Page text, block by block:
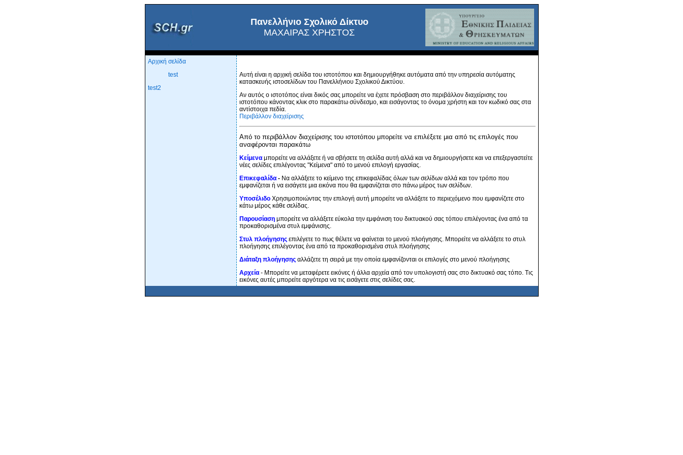
Πανελλήνιο Σχολικό Δίκτυο
ΜΑΧΑΙΡΑΣ ΧΡΗΣΤΟΣ
Αρχική σελίδα
test
test2
Αυτή είναι η αρχική σελίδα του ιστοτόπου και δημιουργήθηκε αυτόματα από την υπηρεσία αυτόματης
κατασκευής ιστοσελίδων του Πανελλήνιου Σχολικού Δικτύου.
Αν αυτός ο ιστοτόπος είναι δικός σας μπορείτε να έχετε πρόσβαση στο περιβάλλον διαχείρισης του
ιστοτόπου κάνοντας κλικ στο παρακάτω σύνδεσμο, και εισάγοντας το όνομα χρήστη και τον κωδικό σας στα
αντίστοιχα πεδία.
Περιβάλλον διαχείρισης
Από το περιβάλλον διαχείρισης του ιστοτόπου μπορείτε να επιλέξετε μια από τις επιλογές που
αναφέρονται παρακάτω
Κείμενα μπορείτε να αλλάξετε ή να σβήσετε τη σελίδα αυτή αλλά και να δημιουργήσετε και να επεξεργαστείτε
νέες σελίδες επιλέγοντας "Κείμενα" από το μενού επιλογή εργασίας.
Επικεφαλίδα -Να αλλάξετε το κείμενο της επικεφαλίδας όλων των σελίδων αλλά και τον τρόπο που
εμφανίζεται ή να εισάγετε μια εικόνα που θα εμφανίζεται στο πάνω μέρος των σελίδων.
Υποσέλιδο Χρησιμοποιώντας την επιλογή αυτή μπορείτε να αλλάξετε το περιεχόμενο που εμφανίζετε στο
κάτω μέρος κάθε σελίδας.
Παρουσίασημπορείτε να αλλάξετε εύκολα την εμφάνιση του δικτυακού σας τόπου επιλέγοντας ένα από τα
προκαθορισμένα στυλ εμφάνισης.
Στυλ πλοήγησηςεπιλέγετε το πως θέλετε να φαίνεται το μενού πλοήγησης. Μπορείτε να αλλάξετε το στυλ
πλοήγησης επιλέγοντας ένα από τα προκαθορισμένα στυλ πλοήγησης
Διάταξη πλοήγησηςαλλάζετε τη σειρά με την οποία εμφανίζονται οι επιλογές στο μενού πλοήγησης
Αρχεία- Μπορείτε να μεταφέρετε εικόνες ή άλλα αρχεία από τον υπολογιστή σας στο δικτυακό σας τόπο. Τις
εικόνες αυτές μπορείτε αργότερα να τις εισάγετε στις σελίδες σας.